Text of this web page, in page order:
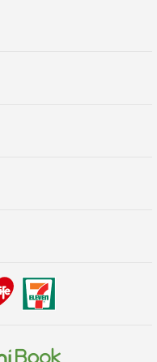
事，輕輕滑落孩子的
作者)
的狂野想像，也有貼近